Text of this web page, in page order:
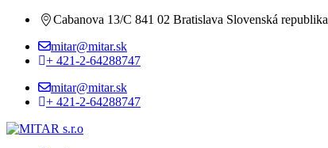
Cabanova 13/C 841 02 Bratislava Slovenská republika
mitar@mitar.sk
+ 421-2-64288747
mitar@mitar.sk
+ 421-2-64288747